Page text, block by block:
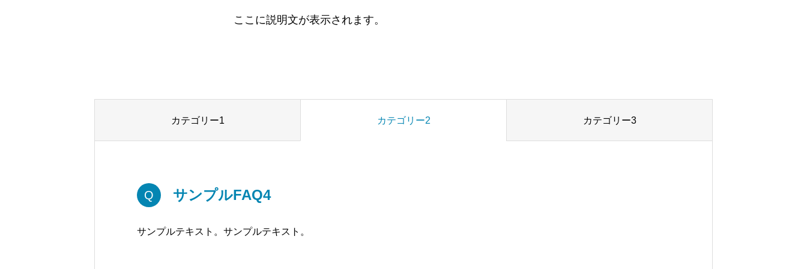
ここに説明文が表示されます。
カテゴリー1 カテゴリー2 カテゴリー3
Q サンプルFAQ4
サンプルテキスト。サンプルテキスト。